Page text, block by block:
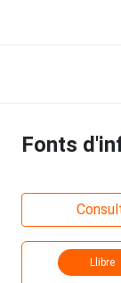
Fonts
Llibre